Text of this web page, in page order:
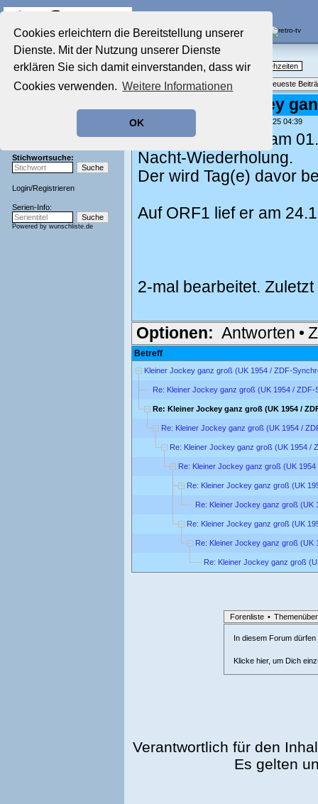
Cookies erleichtern die Bereitstellung unserer
Dienste. Mit der Nutzung unserer Dienste
erklären Sie sich damit einverstanden, dass wir
Cookies verwenden. Weitere Informationen
OK
Startseite
Aktuelles Forum
Film-Forum
Zeichentrick-Forum
Stichwortsuche:
Login/Registrieren
Serien-Info:
Powered by wunschliste.de
Nostalgieecke
TV-Erinnerungen an gute, alte Fernsehzeiten
Themenübersicht • Neues Thema Neueste
Re: Kleiner Jockey
geschrieben von: , 21.08.25 04:39
Der Film lief auch am
Nacht-Wiederholung.
Der wird Tag(e) davor
Auf ORF1 lief er am
2-mal bearbeitet.
Optionen: Antworten •
Betreff
Kleiner Jockey ganz groß (UK 1954 / ZDF-
Re: Kleiner Jockey ganz groß (UK 1954 /
Re: Kleiner Jockey ganz groß (UK 1954 /
Re: Kleiner Jockey ganz groß (UK 1954 /
Re: Kleiner Jockey ganz groß (UK 1954 /
Re: Kleiner Jockey ganz groß (UK
Re: Kleiner Jockey ganz groß (UK
Re: Kleiner Jockey ganz groß (UK
Re: Kleiner Jockey ganz groß (UK
Re: Kleiner Jockey ganz groß (UK
Re: Kleiner Jockey ganz groß
Forenliste •
In diesem Forum
Klicke hier, um Dich
Verantwortlich für den
Es gelten